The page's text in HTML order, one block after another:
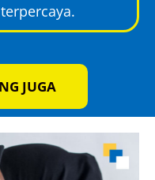
JUGA